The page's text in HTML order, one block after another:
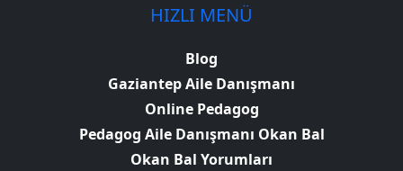
HIZLI MENÜ
Blog
Gaziantep Aile Danışmanı
Online Pedagog
Pedagog Aile Danışmanı Okan Bal
Okan Bal Yorumları